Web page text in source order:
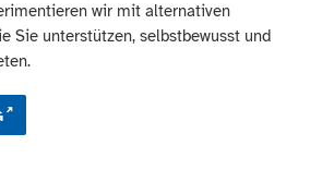
wir mit alternativen
Sie unterstützen, selbstbewusst und